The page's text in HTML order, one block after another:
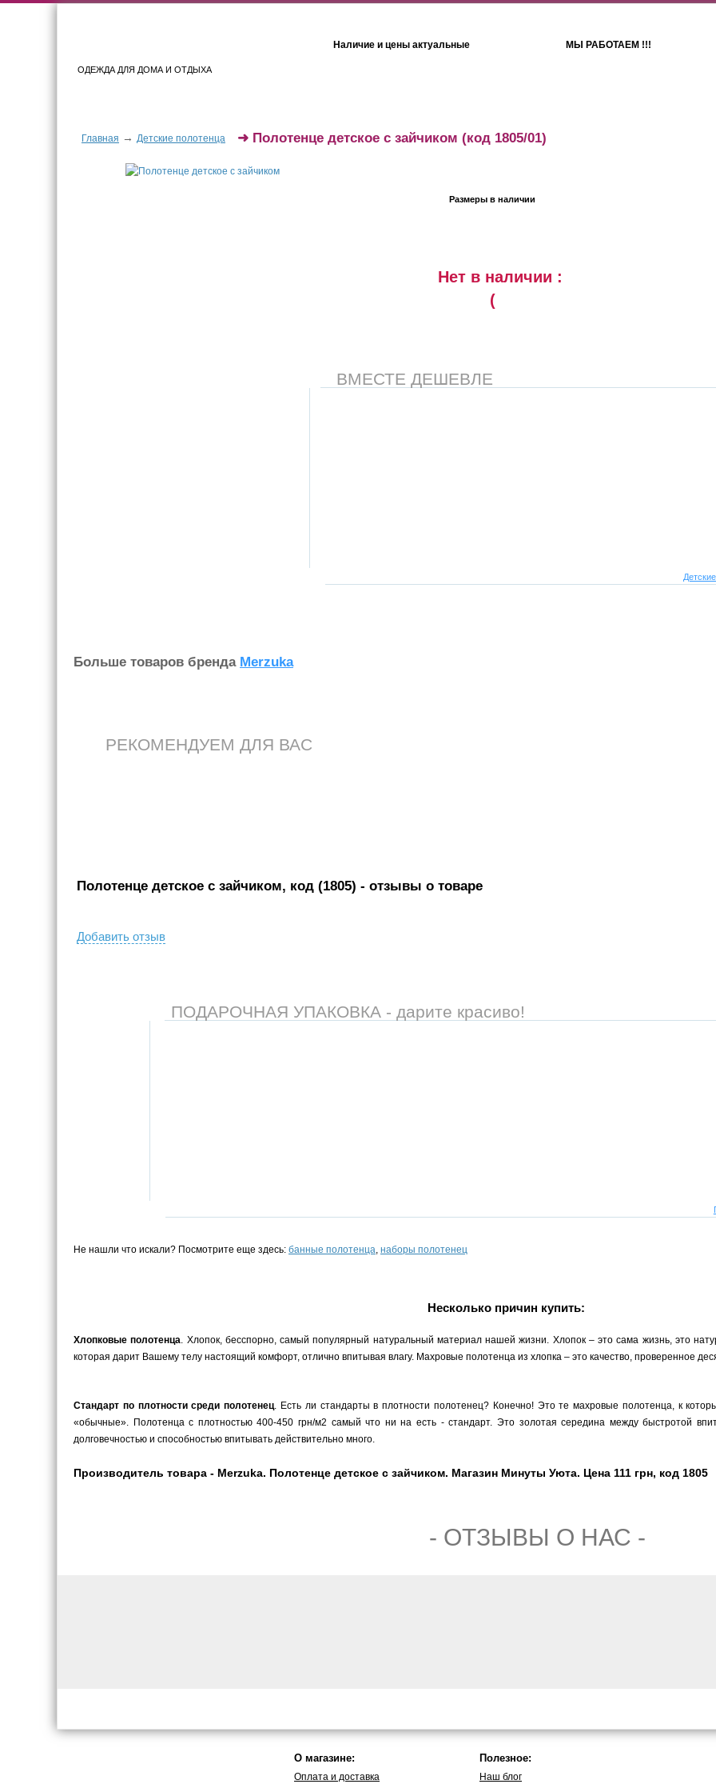
ОДЕЖДА ДЛЯ ДОМА И ОТДЫХА
Наличие и цены актуальные МЫ РАБОТАЕМ !!!
Главная → Детские полотенца ➜ Полотенце детское с зайчиком (код 1805/01)
Размеры в наличии
Нет в наличии :
(
ВМЕСТЕ ДЕШЕВЛЕ
Больше товаров бренда Merzuka
РЕКОМЕНДУЕМ ДЛЯ ВАС
Полотенце детское с зайчиком, код (1805) - отзывы о товаре
Добавить отзыв
ПОДАРОЧНАЯ УПАКОВКА - дарите красиво!
Не нашли что искали? Посмотрите еще здесь: банные полотенца, наборы полотенец
Несколько причин купить:
Хлопковые полотенца. Хлопок, бесспорно, самый популярный натуральный материал нашей жизни. Хлопок – это сама жизнь, это
которая дарит Вашему телу настоящий комфорт, отлично впитывая влагу. Махровые полотенца из хлопка – это качество, проверенное
Стандарт по плотности среди полотенец. Есть ли стандарты в плотности полотенец? Конечно! Это те махровые полотенца, к
«обычные». Полотенца с плотностью 400-450 грн/м2 самый что ни на есть - стандарт. Это золотая середина между быстротой
долговечностью и способностью впитывать действительно много.
Производитель товара - Merzuka. Полотенце детское с зайчиком. Магазин Минуты Уюта. Цена 111 грн, код 1805
- ОТЗЫВЫ О НАС -
О магазине:
Оплата и доставка
Полезное:
Наш блог